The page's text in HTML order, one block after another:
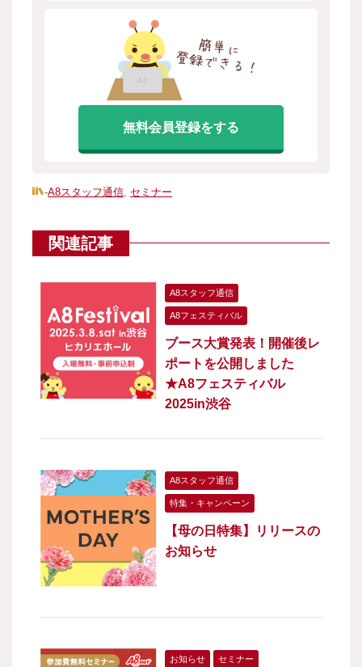
無料会員登録をする
-A8スタッフ通信, セミナー
関連記事
A8スタッフ通信
A8フェスティバル
ブース大賞発表！開催後レ
ポートを公開しました
★A8フェスティバル
2025in渋谷
A8スタッフ通信
特集・キャンペーン
【母の日特集】リリースの
お知らせ
お知らせ セミナー